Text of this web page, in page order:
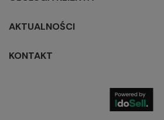
AKTUALNOŚCI
KONTAKT